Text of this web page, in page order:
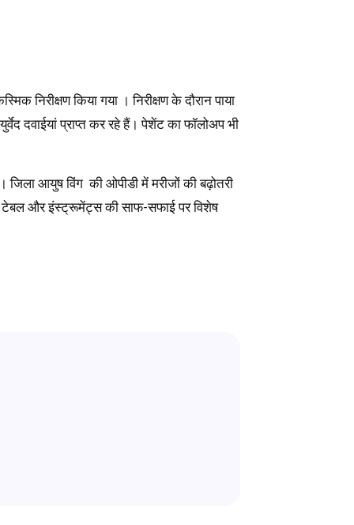
निरीक्षण किया गया । निरीक्षण के दौरान पाया
दवाईयां प्राप्त कर रहे हैं। पेशेंट का फॉलोअप भी
जिला आयुष विंग की ओपीडी में मरीजों की बढ़ोतरी
टेबल और इंस्ट्रूमेंट्स की साफ-सफाई पर विशेष